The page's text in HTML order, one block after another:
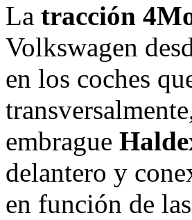
La tracción
Volkswagen
en los coches
embrague
delantero y
en función de